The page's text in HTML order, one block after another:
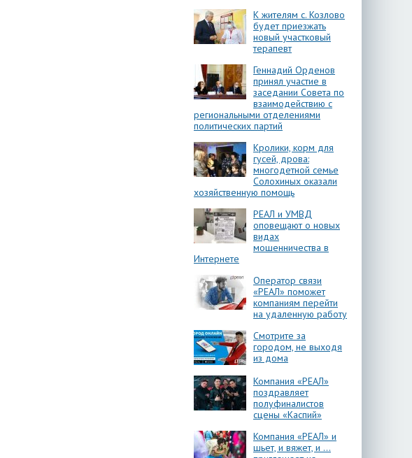
К жителям с. Козлово
будет приезжать
новый участковый
терапевт
Геннадий Орденов
принял участие в
заседании Совета по
взаимодействию с
региональными отделениями
политических партий
Кролики, корм для
гусей, дрова:
многодетной семье
Солохиных оказали
хозяйственную помощь
РЕАЛ и УМВД
оповещают о новых
видах
мошенничества в
Интернете
Оператор связи
«РЕАЛ» поможет
компаниям перейти
на удаленную работу
Смотрите за
городом, не выходя
из дома
Компания «РЕАЛ»
поздравляет
полуфиналистов
сцены «Каспий»
Компания «РЕАЛ» и
шьет, и вяжет, и …